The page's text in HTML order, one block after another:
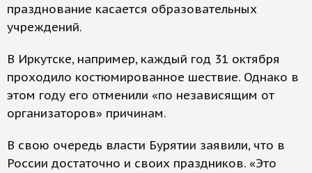
празднование касается образовательных
учреждений.
В Иркутске, например, каждый год 31 октября
проходило костюмированное шествие. Однако в
этом году его отменили «по независящим от
организаторов» причинам.
В свою очередь власти Бурятии заявили, что в
России достаточно и своих праздников. «Это